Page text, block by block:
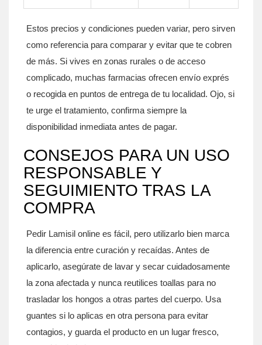
Estos precios y condiciones pueden variar, pero sirven
como referencia para comparar y evitar que te cobren
de más. Si vives en zonas rurales o de acceso
complicado, muchas farmacias ofrecen envío exprés
o recogida en puntos de entrega de tu localidad. Ojo, si
te urge el tratamiento, confirma siempre la
disponibilidad inmediata antes de pagar.
CONSEJOS PARA UN USO
RESPONSABLE Y
SEGUIMIENTO TRAS LA
COMPRA
Pedir Lamisil online es fácil, pero utilizarlo bien marca
la diferencia entre curación y recaídas. Antes de
aplicarlo, asegúrate de lavar y secar cuidadosamente
la zona afectada y nunca reutilices toallas para no
trasladar los hongos a otras partes del cuerpo. Usa
guantes si lo aplicas en otra persona para evitar
contagios, y guarda el producto en un lugar fresco,